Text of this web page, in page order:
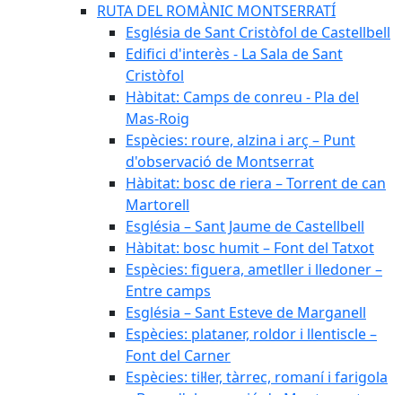
RUTA DEL ROMÀNIC MONTSERRATÍ
Església de Sant Cristòfol de Castellbell
Edifici d'interès - La Sala de Sant
Cristòfol
Hàbitat: Camps de conreu - Pla del
Mas-Roig
Espècies: roure, alzina i arç – Punt
d'observació de Montserrat
Hàbitat: bosc de riera – Torrent de can
Martorell
Església – Sant Jaume de Castellbell
Hàbitat: bosc humit – Font del Tatxot
Espècies: figuera, ametller i lledoner –
Entre camps
Església – Sant Esteve de Marganell
Espècies: plataner, roldor i llentiscle –
Font del Carner
Espècies: til·ler, tàrrec, romaní i farigola